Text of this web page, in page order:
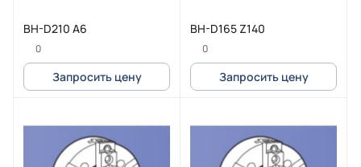
BH-D210 А6
0
Запросить цену
BH-D165 Z140
0
Запросить цену